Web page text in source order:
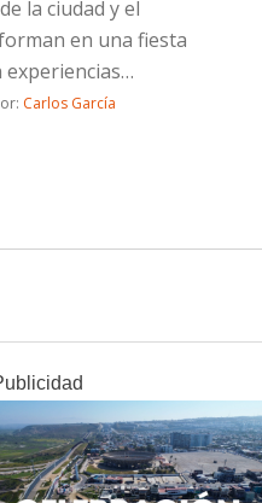
la ciudad y el
en una fiesta
Carlos García